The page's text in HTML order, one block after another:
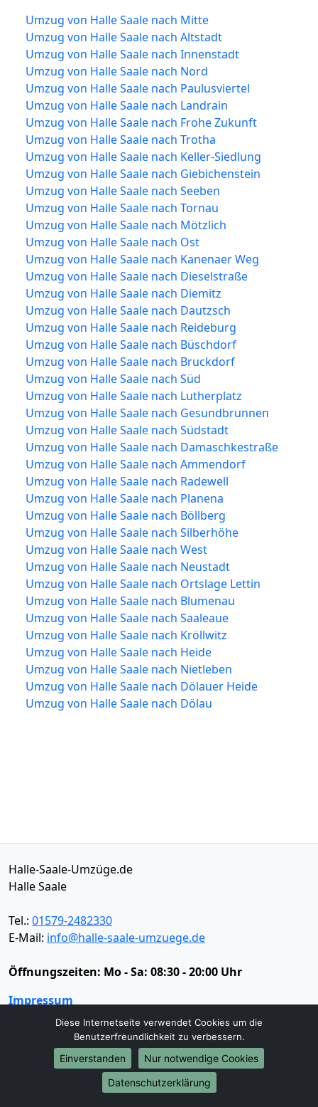
Umzug von Halle Saale nach Mitte
Umzug von Halle Saale nach Altstadt
Umzug von Halle Saale nach Innenstadt
Umzug von Halle Saale nach Nord
Umzug von Halle Saale nach Paulusviertel
Umzug von Halle Saale nach Landrain
Umzug von Halle Saale nach Frohe Zukunft
Umzug von Halle Saale nach Trotha
Umzug von Halle Saale nach Keller-Siedlung
Umzug von Halle Saale nach Giebichenstein
Umzug von Halle Saale nach Seeben
Umzug von Halle Saale nach Tornau
Umzug von Halle Saale nach Mötzlich
Umzug von Halle Saale nach Ost
Umzug von Halle Saale nach Kanenaer Weg
Umzug von Halle Saale nach Dieselstraße
Umzug von Halle Saale nach Diemitz
Umzug von Halle Saale nach Dautzsch
Umzug von Halle Saale nach Reideburg
Umzug von Halle Saale nach Büschdorf
Umzug von Halle Saale nach Bruckdorf
Umzug von Halle Saale nach Süd
Umzug von Halle Saale nach Lutherplatz
Umzug von Halle Saale nach Gesundbrunnen
Umzug von Halle Saale nach Südstadt
Umzug von Halle Saale nach Damaschkestraße
Umzug von Halle Saale nach Ammendorf
Umzug von Halle Saale nach Radewell
Umzug von Halle Saale nach Planena
Umzug von Halle Saale nach Böllberg
Umzug von Halle Saale nach Silberhöhe
Umzug von Halle Saale nach West
Umzug von Halle Saale nach Neustadt
Umzug von Halle Saale nach Ortslage Lettin
Umzug von Halle Saale nach Blumenau
Umzug von Halle Saale nach Saaleaue
Umzug von Halle Saale nach Kröllwitz
Umzug von Halle Saale nach Heide
Umzug von Halle Saale nach Nietleben
Umzug von Halle Saale nach Dölauer Heide
Umzug von Halle Saale nach Dölau
Halle-Saale-Umzüge.de
Halle Saale
Tel.: 01579-2482330
E-Mail: info@halle-saale-umzuege.de
Öffnungszeiten: Mo - Sa: 08:30 - 20:00 Uhr
Impressum
Datenschutz
Umzugsservice
Behördenumzug
Büroumzug
Diese Internetseite verwendet Cookies um die
Benutzerfreundlichkeit zu verbessern.
Einverstanden
Nur notwendige Cookies
Datenschutzerklärung